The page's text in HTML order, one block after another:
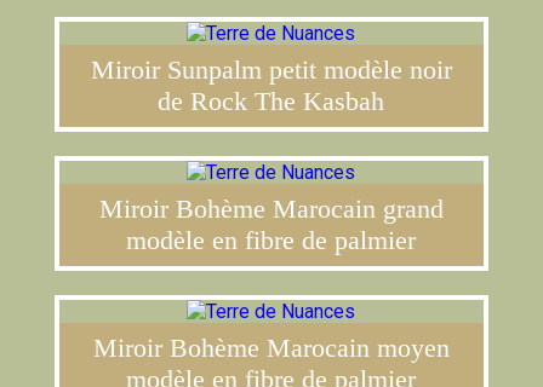
Miroir Sunpalm petit modèle noir
de Rock The Kasbah
Miroir Bohème Marocain grand
modèle en fibre de palmier
Miroir Bohème Marocain moyen
modèle en fibre de palmier